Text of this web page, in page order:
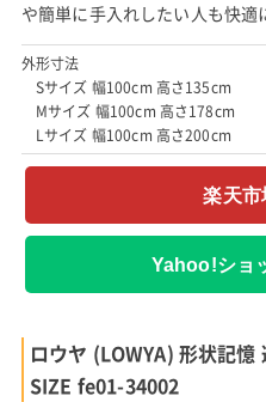
や簡単に手入れしたい人も快適
外形寸法
Sサイズ 幅100cm 高さ135cm
Mサイズ 幅100cm 高さ178cm
Lサイズ 幅100cm 高さ200cm
楽天市
Yahoo!ショ
ロウヤ (LOWYA) 形状記
SIZE fe01-34002